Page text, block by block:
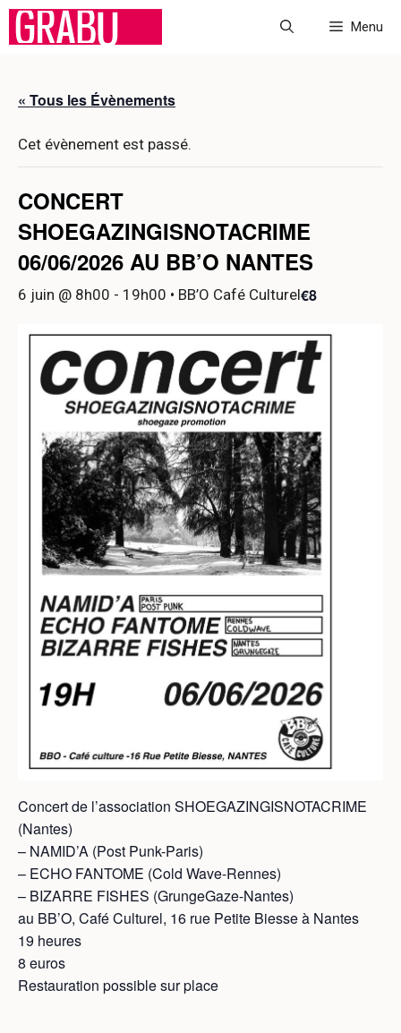
Aller
Menu
« Tous les Évènements
Cet évènement est passé.
CONCERT
SHOEGAZINGISNOTACRIME
06/06/2026 AU BB’O NANTES
6 juin @ 8h00 - 19h00 €8
• BB’O Café Culturel
Concert de l’association SHOEGAZINGISNOTACRIME
(Nantes)
– NAMID’A (Post Punk-Paris)
– ECHO FANTOME (Cold Wave-Rennes)
– BIZARRE FISHES (GrungeGaze-Nantes)
au BB’O, Café Culturel, 16 rue Petite Biesse à Nantes
19 heures
8 euros
Restauration possible sur place